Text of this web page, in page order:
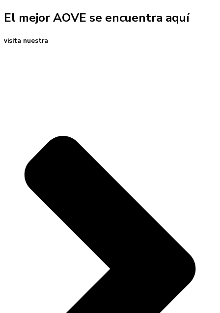
El mejor AOVE se encuentra aquí
visita nuestra